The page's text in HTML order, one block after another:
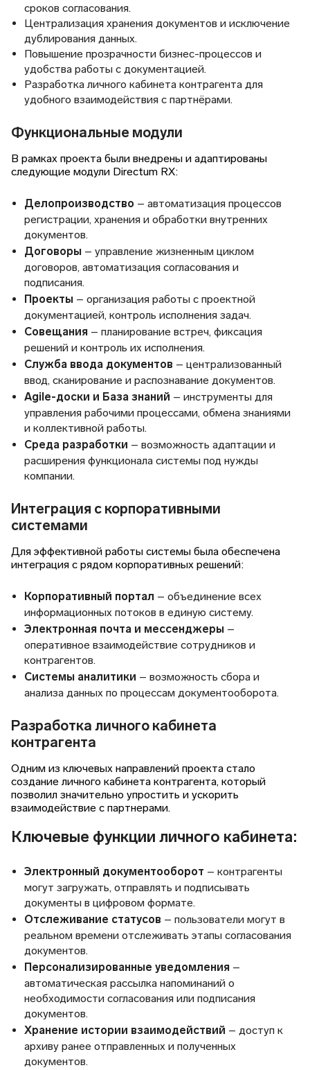
сроков согласования.
Централизация хранения документов и исключение
дублирования данных.
Повышение прозрачности бизнес-процессов и
удобства работы с документацией.
Разработка личного кабинета контрагента для
удобного взаимодействия с партнёрами.
Функциональные модули
В рамках проекта были внедрены и адаптированы
следующие модули Directum RX:
Делопроизводство – автоматизация процессов
регистрации, хранения и обработки внутренних
документов.
Договоры – управление жизненным циклом
договоров, автоматизация согласования и
подписания.
Проекты – организация работы с проектной
документацией, контроль исполнения задач.
Совещания – планирование встреч, фиксация
решений и контроль их исполнения.
Служба ввода документов – централизованный
ввод, сканирование и распознавание документов.
Agile-доски и База знаний – инструменты для
управления рабочими процессами, обмена знаниями
и коллективной работы.
Среда разработки – возможность адаптации и
расширения функционала системы под нужды
компании.
Интеграция с корпоративными
системами
Для эффективной работы системы была обеспечена
интеграция с рядом корпоративных решений:
Корпоративный портал – объединение всех
информационных потоков в единую систему.
Электронная почта и мессенджеры –
оперативное взаимодействие сотрудников и
контрагентов.
Системы аналитики – возможность сбора и
анализа данных по процессам документооборота.
Разработка личного кабинета
контрагента
Одним из ключевых направлений проекта стало
создание личного кабинета контрагента, который
позволил значительно упростить и ускорить
взаимодействие с партнерами.
Ключевые функции личного кабинета:
Электронный документооборот – контрагенты
могут загружать, отправлять и подписывать
документы в цифровом формате.
Отслеживание статусов – пользователи могут в
реальном времени отслеживать этапы согласования
документов.
Персонализированные уведомления –
автоматическая рассылка напоминаний о
необходимости согласования или подписания
документов.
Хранение истории взаимодействий – доступ к
архиву ранее отправленных и полученных
документов.